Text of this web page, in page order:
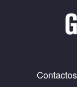
Contactos